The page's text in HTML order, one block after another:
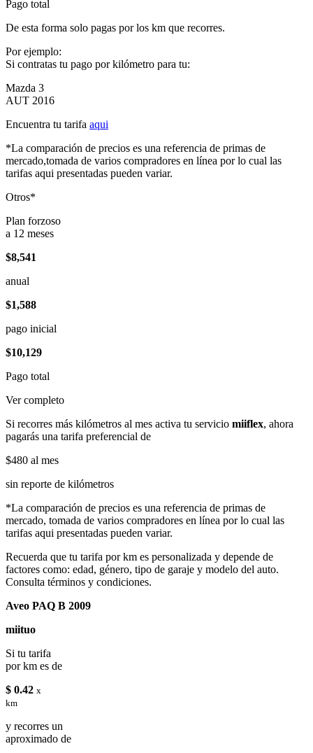
Pago total
De esta forma solo pagas por los km que recorres.
Por ejemplo:
Si contratas tu pago por kilómetro para tu:
Mazda 3
AUT 2016
Encuentra tu tarifa aqui
*La comparación de precios es una referencia de primas de
mercado,tomada de varios compradores en línea por lo cual las
tarifas aqui presentadas pueden variar.
Otros*
Plan forzoso
a 12 meses
$8,541
anual
$1,588
pago inicial
$10,129
Pago total
Ver completo
Si recorres más kilómetros al mes activa tu servicio miiflex, ahora
pagarás una tarifa preferencial de
$480 al mes
sin reporte de kilómetros
*La comparación de precios es una referencia de primas de
mercado, tomada de varios compradores en línea por lo cual las
tarifas aqui presentadas pueden variar.
Recuerda que tu tarifa por km es personalizada y depende de
factores como: edad, género, tipo de garaje y modelo del auto.
Consulta términos y condiciones.
Aveo PAQ B 2009
miituo
Si tu tarifa
por km es de
$ 0.42 x
km
y recorres un
aproximado de